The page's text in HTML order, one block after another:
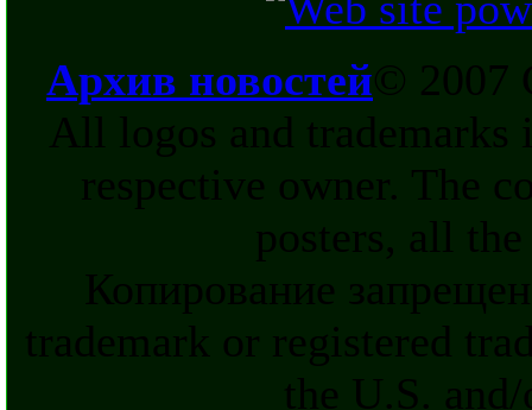
Архив новостей© 2007
All logos and
respective owner. The
posters, all
Копирование
trademark or registered
the U.S.